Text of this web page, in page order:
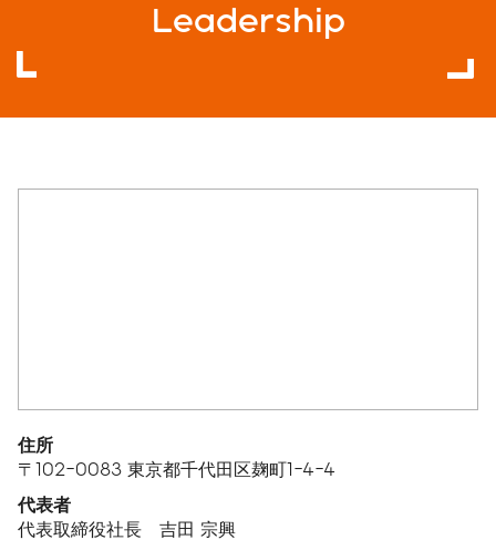
ニュース
サステナビリティ
Leadership
住所
〒102-0083 東京都千代田区麹町1-4-4
代表者
代表取締役社長 吉田 宗興